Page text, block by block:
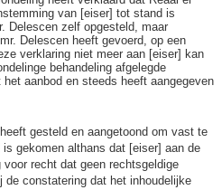
van [eiser] tot stand is
Delescen zelf opgesteld, maar
Delescen heeft gevoerd, op een
verklaring niet meer aan [eiser] kan
behandeling afgelegde
aanbod en steeds heeft aangegeven
gesteld en aangetoond om vast te
gekomen althans dat [eiser] aan de
recht dat geen rechtsgeldige
constatering dat het inhoudelijke